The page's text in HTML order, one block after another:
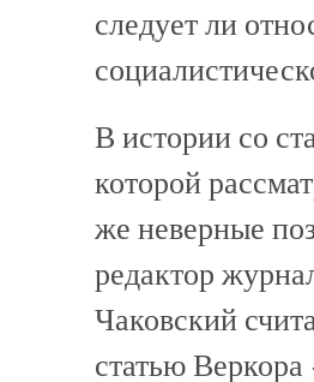
следует ли
В истории со
которой
же неверные
редактор
Чаковский
статью